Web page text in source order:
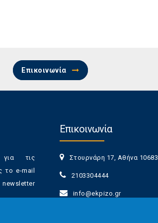
Επικοινωνία
για τις
το e-mail
Επικοινωνία
Στουρνάρη 17, Αθήνα 10683
2103304444
info@ekpizo.gr